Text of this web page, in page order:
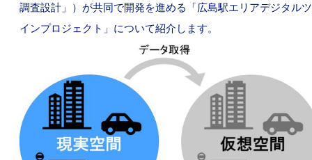
調査設計」）が共同で開発を進める「広島駅エリアデジタルツ
インプロジェクト」について紹介します。